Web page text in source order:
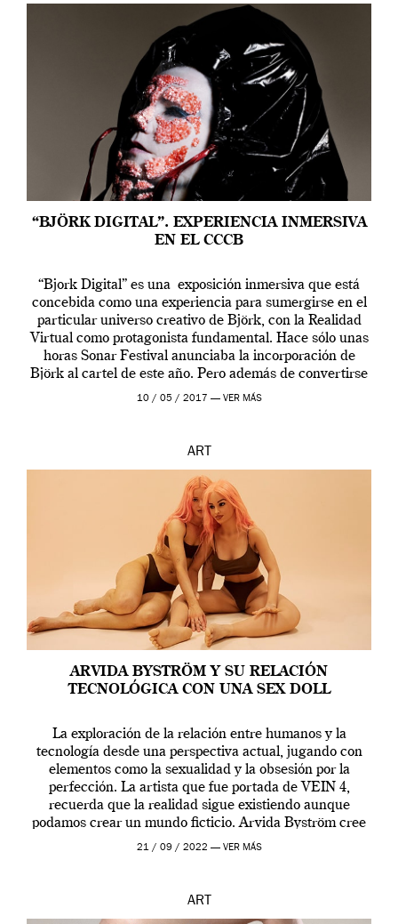
“BJÖRK DIGITAL”. EXPERIENCIA INMERSIVA
EN EL CCCB
“Bjork Digital” es una exposición inmersiva que está
concebida como una experiencia para sumergirse en el
particular universo creativo de Björk, con la Realidad
Virtual como protagonista fundamental. Hace sólo unas
horas Sonar Festival anunciaba la incorporación de
Björk al cartel de este año. Pero además de convertirse
en una de las actuaciones más relevantes […]
10 / 05 / 2017 — VER MÁS
ART
ARVIDA BYSTRÖM Y SU RELACIÓN
TECNOLÓGICA CON UNA SEX DOLL
La exploración de la relación entre humanos y la
tecnología desde una perspectiva actual, jugando con
elementos como la sexualidad y la obsesión por la
perfección. La artista que fue portada de VEIN 4,
recuerda que la realidad sigue existiendo aunque
podamos crear un mundo ficticio. Arvida Byström cree
que los humanos tienen un complejo […]
21 / 09 / 2022 — VER MÁS
ART